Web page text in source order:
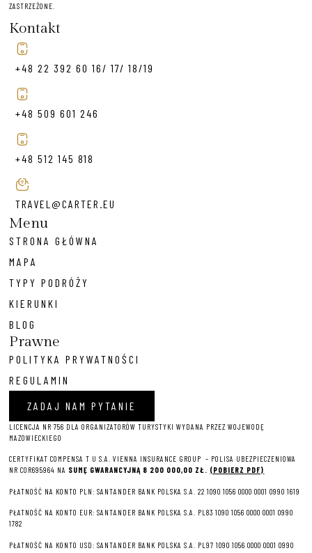
ZASTRZEŻONE.
Kontakt
+48 22 392 60 16/ 17/ 18/19
+48 509 601 246
+48 512 145 818
TRAVEL@CARTER.EU
Menu
STRONA GŁÓWNA
MAPA
TYPY PODRÓŻY
KIERUNKI
BLOG
Prawne
POLITYKA PRYWATNOŚCI
REGULAMIN
ZADAJ NAM PYTANIE
LICENCJA NR 756 DLA ORGANIZATORÓW TURYSTYKI WYDANA PRZEZ WOJEWODĘ
MAZOWIECKIEGO
CERTYFIKAT COMPENSA T U S.A. VIENNA INSURANCE GROUP – POLISA UBEZPIECZENIOWA
NR COR695964 NA SUMĘ GWARANCYJNĄ 8 200 000,00 ZŁ. (POBIERZ PDF)
PŁATNOŚĆ NA KONTO PLN: SANTANDER BANK POLSKA S.A. 22 1090 1056 0000 0001 0990 1619
PŁATNOŚĆ NA KONTO EUR: SANTANDER BANK POLSKA S.A. PL83 1090 1056 0000 0001 0990
1782
PŁATNOŚĆ NA KONTO USD: SANTANDER BANK POLSKA S.A. PL97 1090 1056 0000 0001 0990